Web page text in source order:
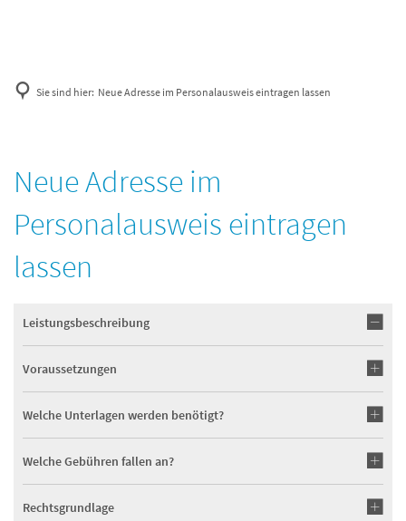
Sie sind hier: Neue Adresse im Personalausweis eintragen lassen
Neue Adresse im
Personalausweis eintragen
lassen
Leistungsbeschreibung
Voraussetzungen
Welche Unterlagen werden benötigt?
Welche Gebühren fallen an?
Rechtsgrundlage